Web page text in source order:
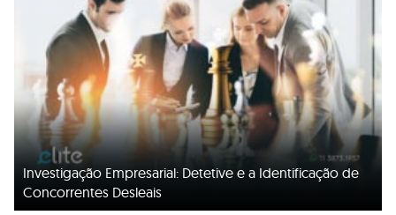
Investigação Empresarial: Detetive e a Identificação de
Concorrentes Desleais